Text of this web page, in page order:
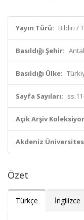
Yayın Türü: Bildiri /
Basıldığı Şehir:
Basıldığı Ülke:
Sayfa Sayıları:
Açık Arşiv
Akdeniz
Özet
Türkçe İngilizce